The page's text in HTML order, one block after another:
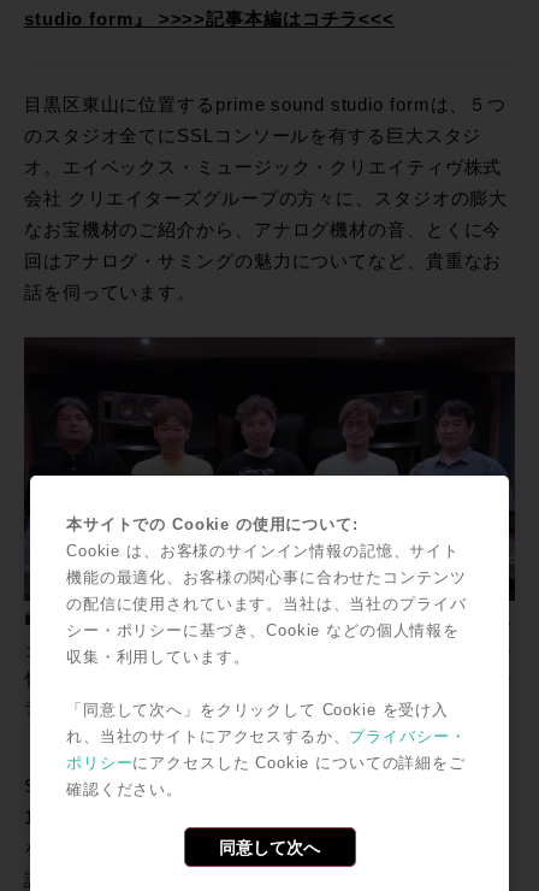
studio form』 >>>>記事本編はコチラ<<<
目黒区東山に位置するprime sound studio formは、５つ
のスタジオ全てにSSLコンソールを有する巨大スタジ
オ。エイベックス・ミュージック・クリエイティヴ株式
会社 クリエイターズグループの方々に、スタジオの膨大
なお宝機材のご紹介から、アナログ機材の音、とくに今
回はアナログ・サミングの魅力についてなど、貴重なお
話を伺っています。
写真右から、チーフテクニカルエンジニア 宇都祐彦氏、レ
コーディングエンジニア 田中雄司氏、スタジオマネージャー
竹森耕平氏、レコーディングエンジニア 神部秀彰氏、レコー
ディングエンジニア 畠山耕平氏
SSL4000シリーズが7台、U-87シリーズが34本、1073が
18チャンネルと、複数のスタジオを運営できる量の機材
を日頃から使いこなすprime sound studio formの方々が
語った機材の魅力はもちろん、機材を知るエンジニア陣
本サイトでの Cookie の使用について:
Cookie は、お客様のサインイン情報の記憶、サイト
機能の最適化、お客様の関心事に合わせたコンテンツ
の配信に使用されています。当社は、当社のプライバ
シー・ポリシーに基づき、Cookie などの個人情報を
収集・利用しています。
「同意して次へ」をクリックして Cookie を受け入
れ、当社のサイトにアクセスするか、 プライバシー・
ポリシーにアクセスした Cookie についての詳細をご
確認ください。
同意して次へ